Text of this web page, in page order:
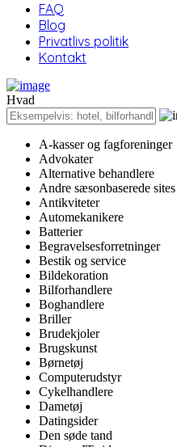
FAQ
Blog
Privatlivs politik
Kontakt
Hvad
A-kasser og fagforeninger
Advokater
Alternative behandlere
Andre sæsonbaserede sites
Antikviteter
Automekanikere
Batterier
Begravelsesforretninger
Bestik og service
Bildekoration
Bilforhandlere
Boghandlere
Briller
Brudekjoler
Brugskunst
Børnetøj
Computerudstyr
Cykelhandlere
Dametøj
Datingsider
Den søde tand